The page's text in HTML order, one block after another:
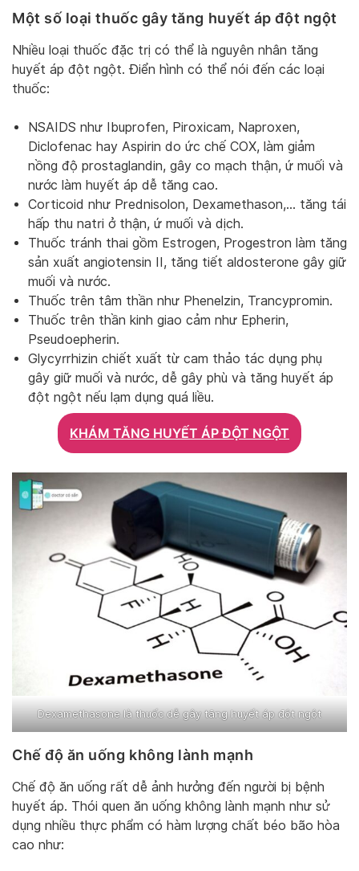
Một số loại thuốc gây tăng huyết áp đột ngột
Nhiều loại thuốc đặc trị có thể là nguyên nhân tăng
huyết áp đột ngột. Điển hình có thể nói đến các loại
thuốc:
NSAIDS như Ibuprofen, Piroxicam, Naproxen,
Diclofenac hay Aspirin do ức chế COX, làm giảm
nồng độ prostaglandin, gây co mạch thận, ứ muối và
nước làm huyết áp dễ tăng cao.
Corticoid như Prednisolon, Dexamethason,… tăng tái
hấp thu natri ở thận, ứ muối và dịch.
Thuốc tránh thai gồm Estrogen, Progestron làm tăng
sản xuất angiotensin II, tăng tiết aldosterone gây giữ
muối và nước.
Thuốc trên tâm thần như Phenelzin, Trancypromin.
Thuốc trên thần kinh giao cảm như Epherin,
Pseudoepherin.
Glycyrrhizin chiết xuất từ cam thảo tác dụng phụ
gây giữ muối và nước, dễ gây phù và tăng huyết áp
đột ngột nếu lạm dụng quá liều.
KHÁM TĂNG HUYẾT ÁP ĐỘT NGỘT
Dexamethasone là thuốc dễ gây tăng huyết áp đột ngột
Chế độ ăn uống không lành mạnh
Chế độ ăn uống rất dễ ảnh hưởng đến người bị bệnh
huyết áp. Thói quen ăn uống không lành mạnh như sử
dụng nhiều thực phẩm có hàm lượng chất béo bão hòa
cao như: